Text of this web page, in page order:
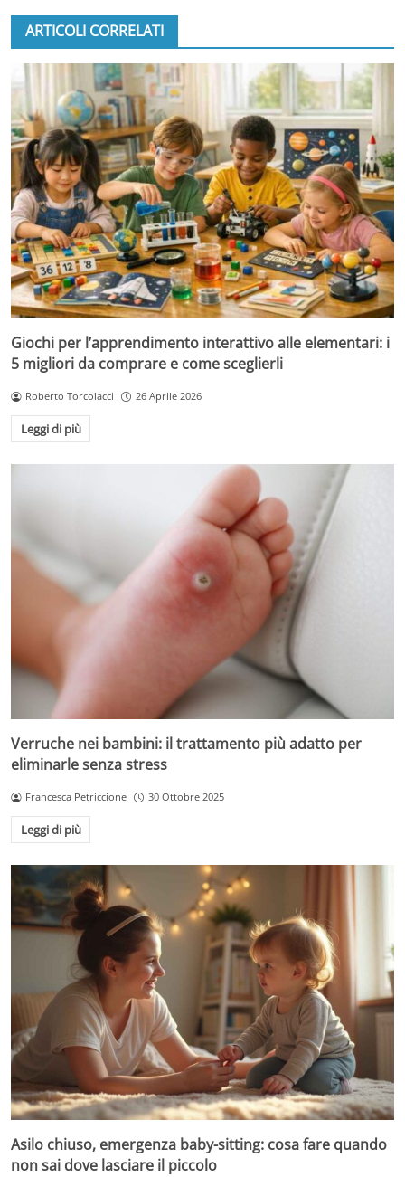
ARTICOLI CORRELATI
Giochi per l’apprendimento interattivo alle elementari: i
5 migliori da comprare e come sceglierli
Roberto Torcolacci 26 Aprile 2026
Leggi di più
Verruche nei bambini: il trattamento più adatto per
eliminarle senza stress
Francesca Petriccione 30 Ottobre 2025
Leggi di più
Asilo chiuso, emergenza baby-sitting: cosa fare quando
non sai dove lasciare il piccolo